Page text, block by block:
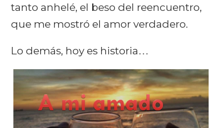
tanto anhelé, el beso del reencuentro,
que me mostró el amor verdadero.
Lo demás, hoy es historia…